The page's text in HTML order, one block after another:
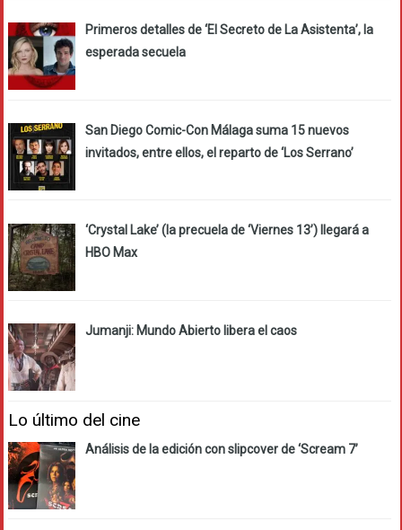
Primeros detalles de ‘El Secreto de La Asistenta’, la
esperada secuela
San Diego Comic-Con Málaga suma 15 nuevos
invitados, entre ellos, el reparto de ‘Los Serrano’
‘Crystal Lake’ (la precuela de ‘Viernes 13’) llegará a
HBO Max
Jumanji: Mundo Abierto libera el caos
Lo último del cine
Análisis de la edición con slipcover de ‘Scream 7’